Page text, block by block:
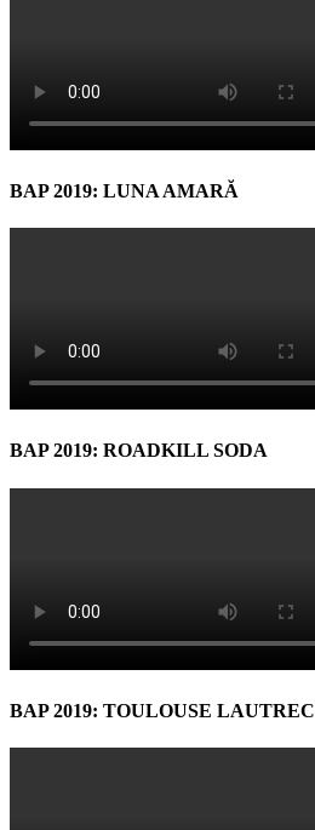
BAP 2019: LUNA AMARĂ
BAP 2019: ROADKILL SODA
BAP 2019: TOULOUSE LAUTREC